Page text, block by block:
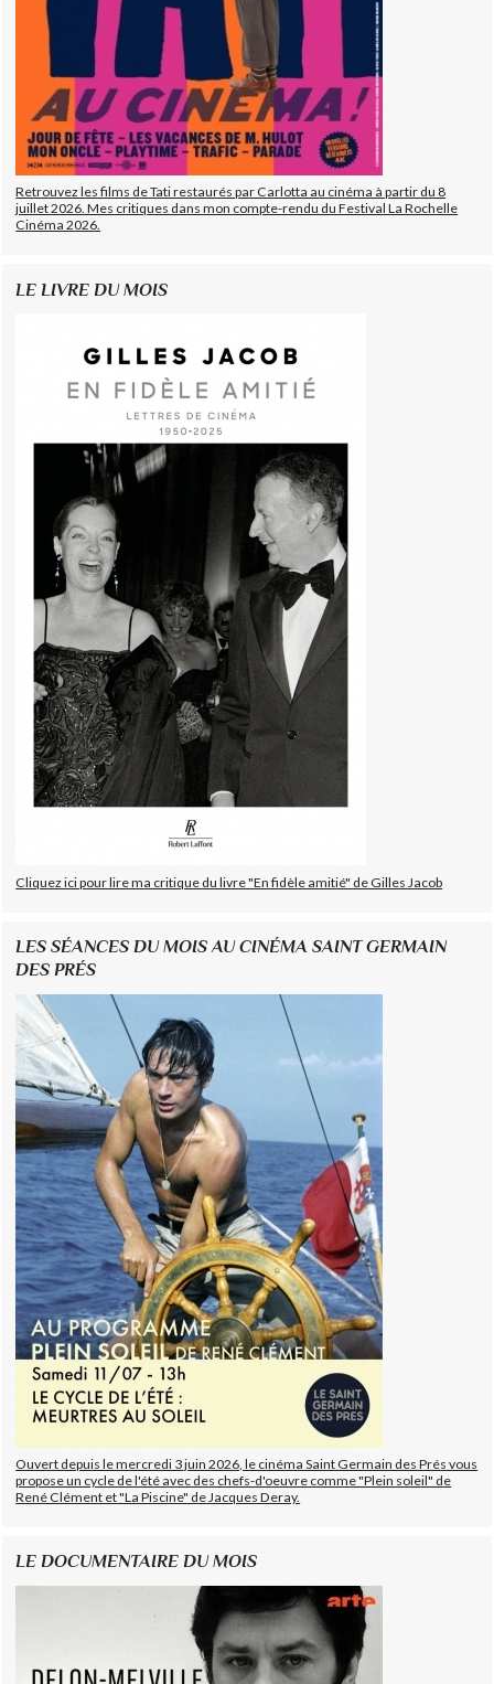
Retrouvez les films de Tati restaurés par Carlotta au cinéma à partir du 8
juillet 2026. Mes critiques dans mon compte-rendu du Festival La Rochelle
Cinéma 2026.
LE LIVRE DU MOIS
Cliquez ici pour lire ma critique du livre "En fidèle amitié" de Gilles Jacob
LES SÉANCES DU MOIS AU CINÉMA SAINT GERMAIN
DES PRÉS
Ouvert depuis le mercredi 3 juin 2026, le cinéma Saint Germain des Prés vous
propose un cycle de l'été avec des chefs-d'oeuvre comme "Plein soleil" de
René Clément et "La Piscine" de Jacques Deray.
LE DOCUMENTAIRE DU MOIS